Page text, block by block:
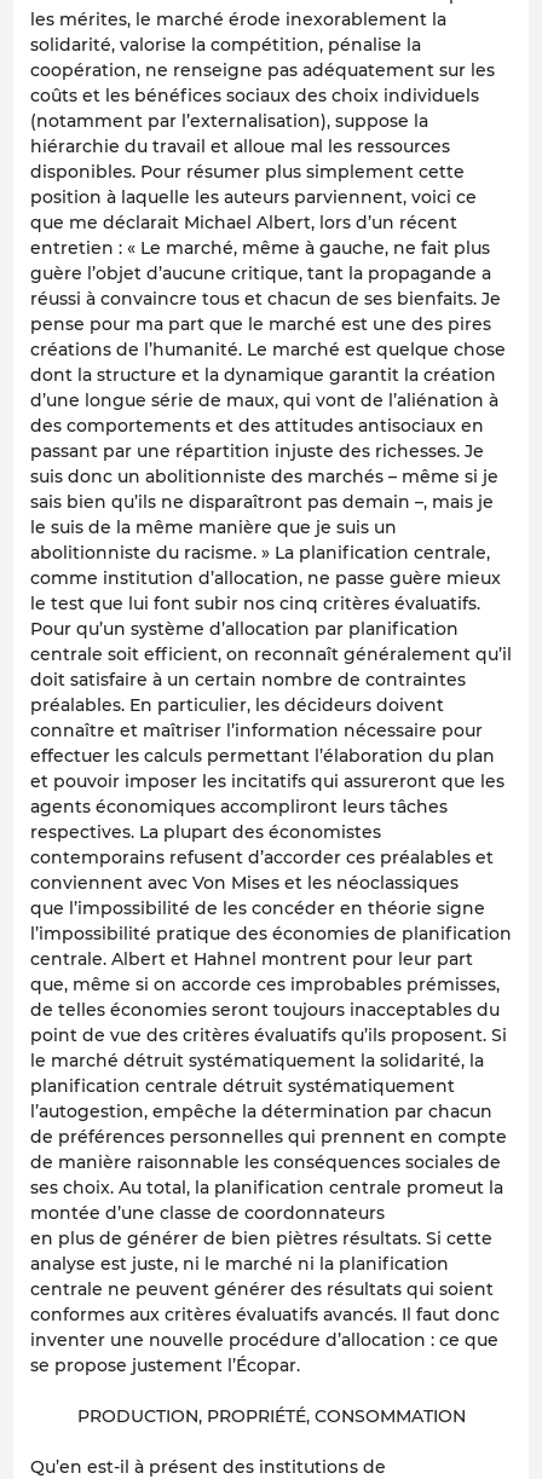
les mérites, le marché érode inexorablement la
solidarité, valorise la compétition, pénalise la
coopération, ne renseigne pas adéquatement sur les
coûts et les bénéfices sociaux des choix individuels
(notamment par l’externalisation), suppose la
hiérarchie du travail et alloue mal les ressources
disponibles. Pour résumer plus simplement cette
position à laquelle les auteurs parviennent, voici ce
que me déclarait Michael Albert, lors d’un récent
entretien : « Le marché, même à gauche, ne fait plus
guère l’objet d’aucune critique, tant la propagande a
réussi à convaincre tous et chacun de ses bienfaits. Je
pense pour ma part que le marché est une des pires
créations de l’humanité. Le marché est quelque chose
dont la structure et la dynamique garantit la création
d’une longue série de maux, qui vont de l’aliénation à
des comportements et des attitudes antisociaux en
passant par une répartition injuste des richesses. Je
suis donc un abolitionniste des marchés – même si je
sais bien qu’ils ne disparaîtront pas demain –, mais je
le suis de la même manière que je suis un
abolitionniste du racisme. » La planification centrale,
comme institution d’allocation, ne passe guère mieux
le test que lui font subir nos cinq critères évaluatifs.
Pour qu’un système d’allocation par planification
centrale soit efficient, on reconnaît généralement qu’il
doit satisfaire à un certain nombre de contraintes
préalables. En particulier, les décideurs doivent
connaître et maîtriser l’information nécessaire pour
effectuer les calculs permettant l’élaboration du plan
et pouvoir imposer les incitatifs qui assureront que les
agents économiques accompliront leurs tâches
respectives. La plupart des économistes
contemporains refusent d’accorder ces préalables et
conviennent avec Von Mises et les néoclassiques
que l’impossibilité de les concéder en théorie signe
l’impossibilité pratique des économies de planification
centrale. Albert et Hahnel montrent pour leur part
que, même si on accorde ces improbables prémisses,
de telles économies seront toujours inacceptables du
point de vue des critères évaluatifs qu’ils proposent. Si
le marché détruit systématiquement la solidarité, la
planification centrale détruit systématiquement
l’autogestion, empêche la détermination par chacun
de préférences personnelles qui prennent en compte
de manière raisonnable les conséquences sociales de
ses choix. Au total, la planification centrale promeut la
montée d’une classe de coordonnateurs
en plus de générer de bien piètres résultats. Si cette
analyse est juste, ni le marché ni la planification
centrale ne peuvent générer des résultats qui soient
conformes aux critères évaluatifs avancés. Il faut donc
inventer une nouvelle procédure d’allocation : ce que
se propose justement l’Écopar.
PRODUCTION, PROPRIÉTÉ, CONSOMMATION
Qu’en est-il à présent des institutions de